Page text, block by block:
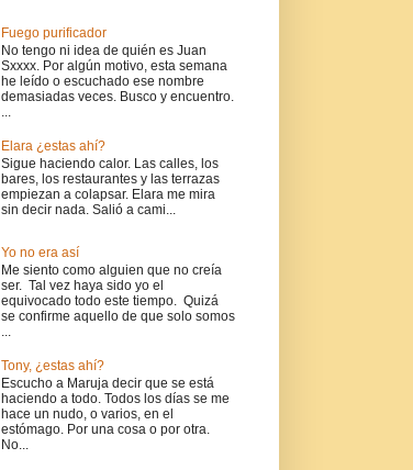
Fuego purificador
No tengo ni idea de quién es Juan
Sxxxx. Por algún motivo, esta semana
he leído o escuchado ese nombre
demasiadas veces. Busco y encuentro.
...
Elara ¿estas ahí?
Sigue haciendo calor. Las calles, los
bares, los restaurantes y las terrazas
empiezan a colapsar. Elara me mira
sin decir nada. Salió a cami...
Yo no era así
Me siento como alguien que no creía
ser. Tal vez haya sido yo el
equivocado todo este tiempo. Quizá
se confirme aquello de que solo somos
...
Tony, ¿estas ahí?
Escucho a Maruja decir que se está
haciendo a todo. Todos los días se me
hace un nudo, o varios, en el
estómago. Por una cosa o por otra.
No...